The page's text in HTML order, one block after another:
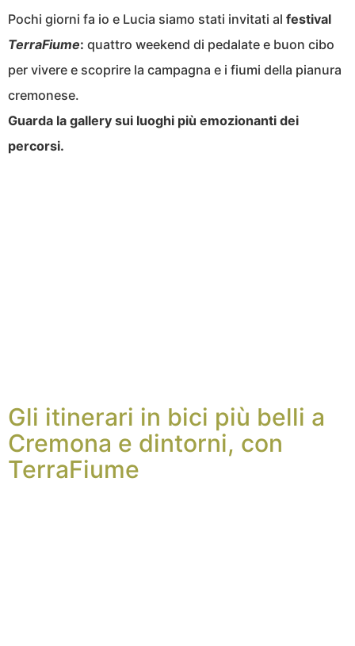
Pochi giorni fa io e Lucia siamo stati invitati al festival
TerraFiume: quattro weekend di pedalate e buon cibo
per vivere e scoprire la campagna e i fiumi della pianura
cremonese.
Guarda la gallery sui luoghi più emozionanti dei
percorsi.
Gli itinerari in bici più belli a
Cremona e dintorni, con
TerraFiume